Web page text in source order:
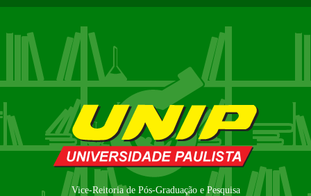
Vice-Reitoria de Pós-Graduação e Pesquisa